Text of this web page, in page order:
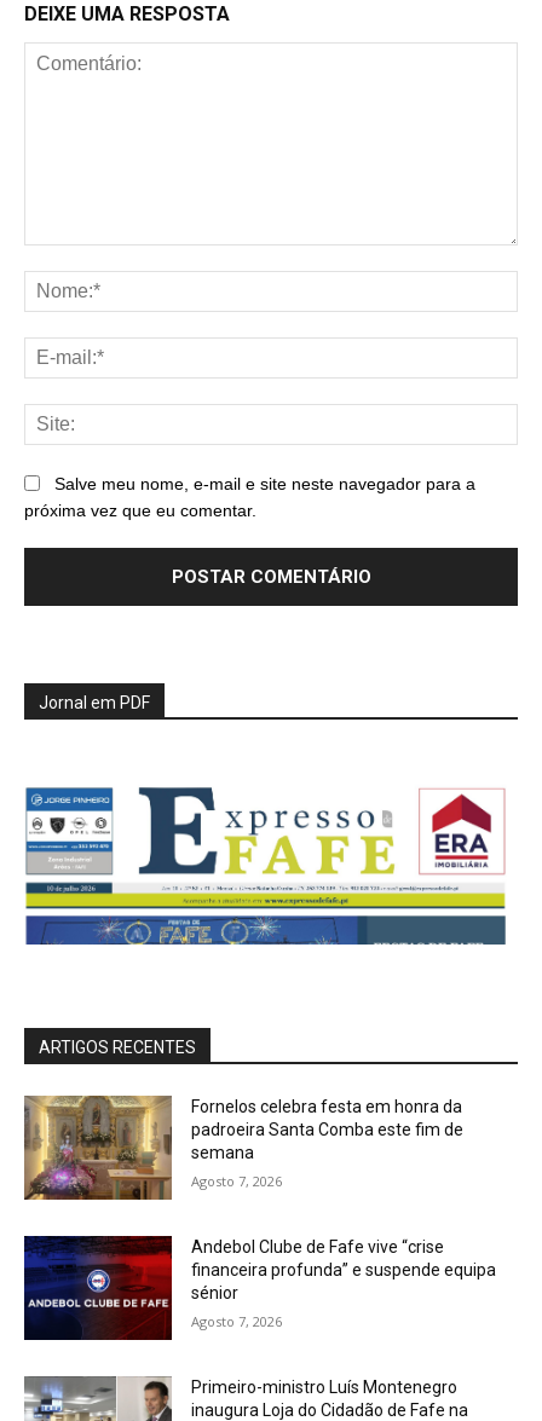
DEIXE UMA RESPOSTA
Salve meu nome, e-mail e site neste navegador para a
próxima vez que eu comentar.
Jornal em PDF
ARTIGOS RECENTES
Fornelos celebra festa em honra da
padroeira Santa Comba este fim de
semana
Agosto 7, 2026
Andebol Clube de Fafe vive “crise
financeira profunda” e suspende equipa
sénior
Agosto 7, 2026
Primeiro-ministro Luís Montenegro
inaugura Loja do Cidadão de Fafe na